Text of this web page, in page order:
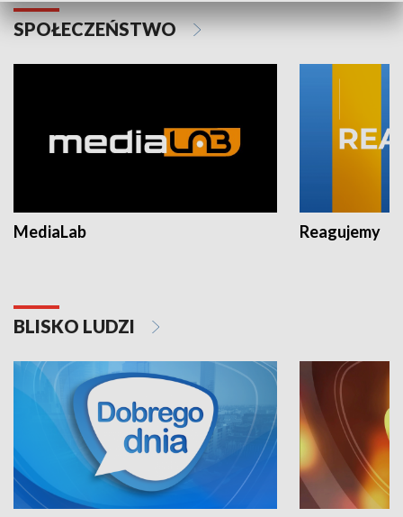
SPOŁECZEŃSTWO
MediaLab Reagujemy
BLISKO LUDZI